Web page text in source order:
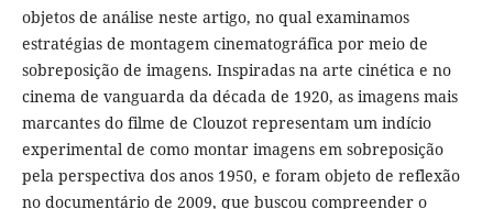
objetos de análise neste artigo, no qual examinamos
estratégias de montagem cinematográfica por meio de
sobreposição de imagens. Inspiradas na arte cinética e no
cinema de vanguarda da década de 1920, as imagens mais
marcantes do filme de Clouzot representam um indício
experimental de como montar imagens em sobreposição
pela perspectiva dos anos 1950, e foram objeto de reflexão
no documentário de 2009, que buscou compreender o